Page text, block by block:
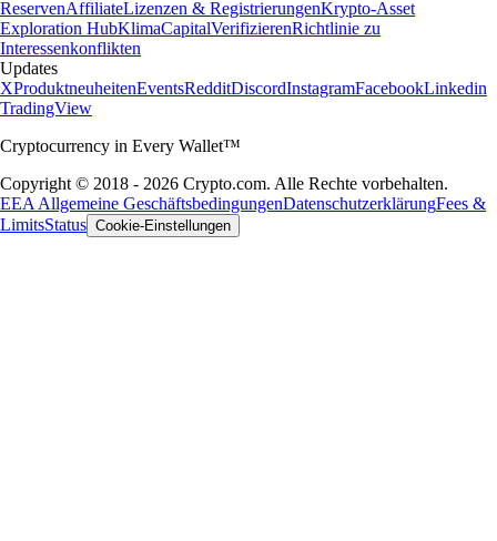
ReservenAffiliateLizenzen & RegistrierungenKrypto-Asset
Exploration HubKlimaCapitalVerifizierenRichtlinie zu
Interessenkonflikten
Updates
XProduktneuheitenEventsRedditDiscordInstagramFacebookLinkedin
TradingView
Cryptocurrency in Every Wallet™
Copyright © 2018 - 2026 Crypto.com. Alle Rechte vorbehalten.
EEA Allgemeine GeschäftsbedingungenDatenschutzerklärungFees &
LimitsStatus Cookie-Einstellungen